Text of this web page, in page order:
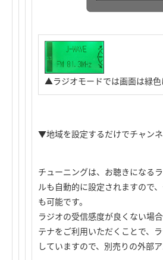
▲ラジオモードでは画面は緑色
▼地域を設定するだけでチャン
チューニングは、お聴きになる
ルも自動的に設定されますので
も可能です。
ラジオの受信感度が良くない場
テナをご利用いただくことで、
していますので、別売りの外部